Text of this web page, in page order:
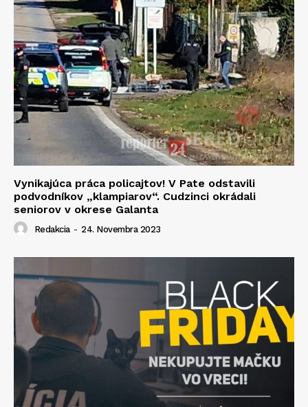
Vynikajúca práca policajtov! V Pate odstavili
podvodníkov „klampiarov“. Cudzinci okrádali
seniorov v okrese Galanta
Redakcia - 24. Novembra 2023